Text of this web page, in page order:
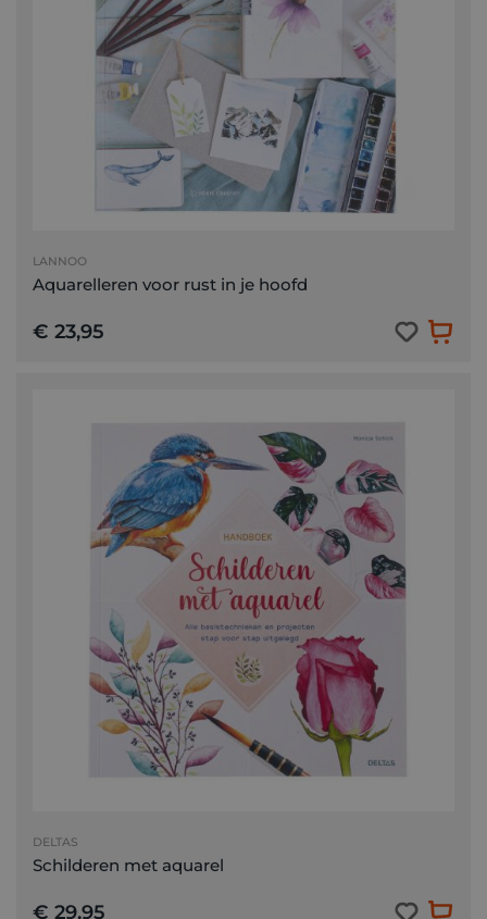
LANNOO
Aquarelleren voor rust in je hoofd
€ 23,95
DELTAS
Schilderen met aquarel
€ 29,95